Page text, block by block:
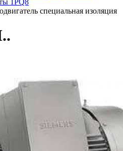
1PQ8
специальная изоляция